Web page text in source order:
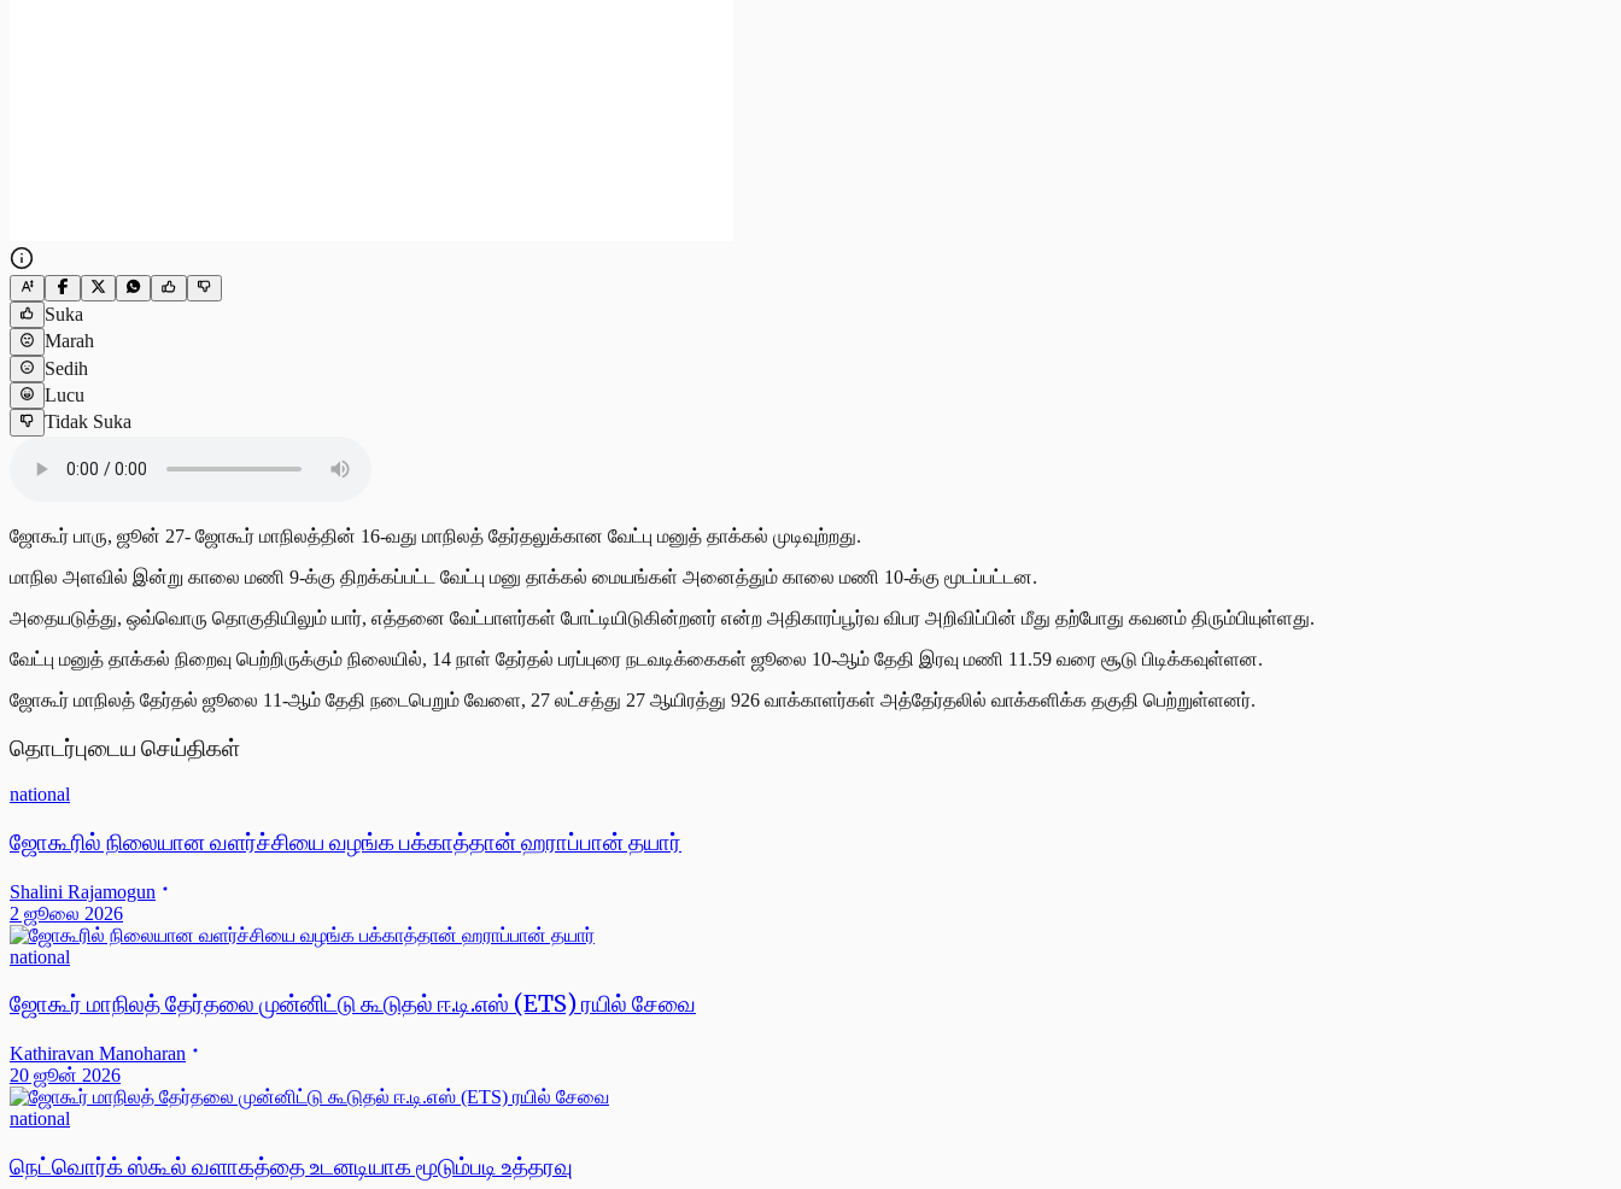
Suka
Marah
Sedih
Lucu
Tidak Suka
ஜோகூர் பாரு, ஜூன் 27- ஜோகூர் மாநிலத்தின் 16-வது மாநிலத் தேர்தலுக்கான வேட்பு மனுத் தாக்கல் முடிவுற்றது.
மாநில அளவில் இன்று காலை மணி 9-க்கு திறக்கப்பட்ட வேட்பு மனு தாக்கல் மையங்கள் அனைத்தும் காலை மணி 10-க்கு மூடப்பட்டன.
அதையடுத்து, ஒவ்வொரு தொகுதியிலும் யார், எத்தனை வேட்பாளர்கள் போட்டியிடுகின்றனர் என்ற அதிகாரப்பூர்வ விபர அறிவிப்பின் மீது தற்போது கவனம் திரும்பியுள்ளது.
வேட்பு மனுத் தாக்கல் நிறைவு பெற்றிருக்கும் நிலையில், 14 நாள் தேர்தல் பரப்புரை நடவடிக்கைகள் ஜூலை 10-ஆம் தேதி இரவு மணி 11.59 வரை சூடு பிடிக்கவுள்ளன.
ஜோகூர் மாநிலத் தேர்தல் ஜூலை 11-ஆம் தேதி நடைபெறும் வேளை, 27 லட்சத்து 27 ஆயிரத்து 926 வாக்காளர்கள் அத்தேர்தலில் வாக்களிக்க தகுதி பெற்றுள்ளனர்.
தொடர்புடைய செய்திகள்
national
ஜோகூரில் நிலையான வளர்ச்சியை வழங்க பக்காத்தான் ஹராப்பான் தயார்
Shalini Rajamogun
2 ஜூலை 2026
national
ஜோகூர் மாநிலத் தேர்தலை முன்னிட்டு கூடுதல் ஈ.டி.எஸ் (ETS) ரயில் சேவை
Kathiravan Manoharan
20 ஜூன் 2026
national
நெட்வொர்க் ஸ்கூல் வளாகத்தை உடனடியாக மூடும்படி உத்தரவு